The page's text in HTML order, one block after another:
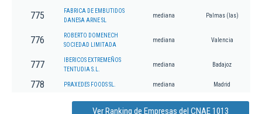
775
FABRICA DE EMBUTIDOS
DANESA ARNE SL
mediana Palmas (las)
776
ROBERTO DOMENECH
SOCIEDAD LIMITADA
mediana Valencia
777
IBERICOS EXTREMEÑOS
TENTUDIA S.L.
mediana Badajoz
778 PRAXEDES FOODS SL. mediana Madrid
Ver Ranking de Empresas del CNAE 1013